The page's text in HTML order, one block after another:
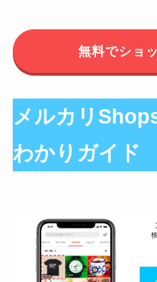
無料でショ
メルカリ
わかりガイド